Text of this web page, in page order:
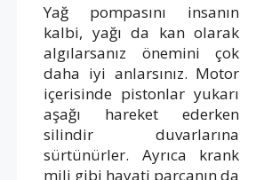
Yağ pompasını insanın
kalbi, yağı da kan olarak
algılarsanız önemini çok
daha iyi anlarsınız. Motor
içerisinde pistonlar yukarı
aşağı hareket ederken
silindir duvarlarına
sürtünürler. Ayrıca krank
mili gibi hayati parçanın da